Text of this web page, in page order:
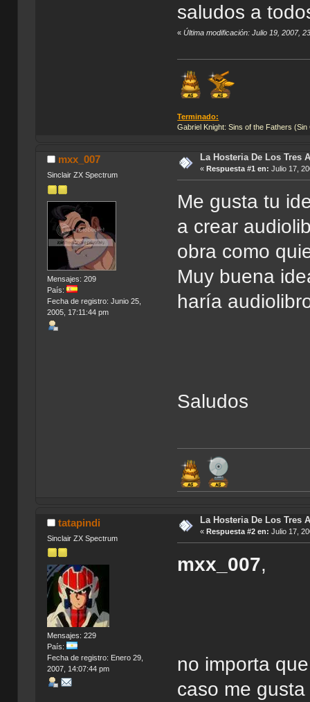
saludos a
«Última modificación: Julio 19, 2007,
Terminado:
Gabriel Knight: Sins of the Fathers (Sin
mxx_007
Sinclair ZX Spectrum
Mensajes: 209
País:
Fecha de registro: Junio 25,
2005, 17:11:44 pm
La Hosteria De Los Tres
« Respuesta #1 en: Julio 17,
Me gusta tu
a crear
obra como
Muy buena
haría
Saludos
tatapindi
Sinclair ZX Spectrum
Mensajes: 229
País:
Fecha de registro: Enero 29,
2007, 14:07:44 pm
La Hosteria De Los Tres
« Respuesta #2 en: Julio 17,
mxx_007,
no importa
caso me